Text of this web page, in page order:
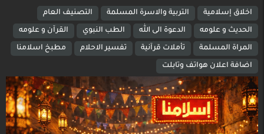
اخلاق إسلامية التربية والاسرة المسلمة التصنيف العام
الحديث و علومه الدعوة الى الله الطب النبوي القرآن و علومه
المراة المسلمة تأملات قرآنية تفسير الاحلام مطبخ اسلامنا
اضافة اعلان هواتف وتابلت